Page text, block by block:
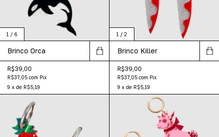
1 / 6
Brinco Orca
R$39,00
R$37,05 com Pix
9 x de R$5,19
1 / 2
Brinco Killer
R$39,00
R$37,05 com Pix
9 x de R$5,19